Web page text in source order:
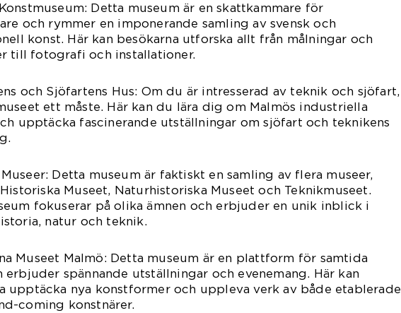
Detta museum är en skattkammare för
och rymmer en imponerande samling av svensk och
konst. Här kan besökarna utforska allt från målningar och
till fotografi och installationer.
och Sjöfartens Hus: Om du är intresserad av teknik och sjöfart,
ett måste. Här kan du lära dig om Malmös industriella
upptäcka fascinerande utställningar om sjöfart och teknikens
Detta museum är faktiskt en samling av flera museer,
Museet, Naturhistoriska Museet och Teknikmuseet.
fokuserar på olika ämnen och erbjuder en unik inblick i
natur och teknik.
Museet Malmö: Detta museum är en plattform för samtida
erbjuder spännande utställningar och evenemang. Här kan
upptäcka nya konstformer och uppleva verk av både etablerade
coming konstnärer.